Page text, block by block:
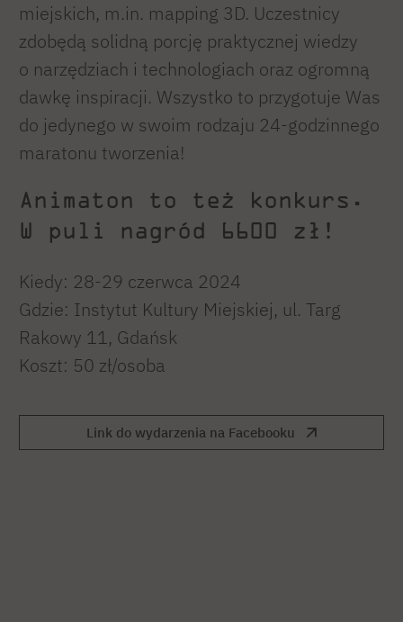
miejskich, m.in. mapping 3D. Uczestnicy
zdobędą solidną porcję praktycznej wiedzy
o narzędziach i technologiach oraz ogromną
dawkę inspiracji. Wszystko to przygotuje Was
do jedynego w swoim rodzaju 24-godzinnego
maratonu tworzenia!
Animaton to też konkurs.
W puli nagród 6600 zł!
Kiedy: 28-29 czerwca 2024
Gdzie: Instytut Kultury Miejskiej, ul. Targ
Rakowy 11, Gdańsk
Koszt: 50 zł/osoba
Link do wydarzenia na Facebooku